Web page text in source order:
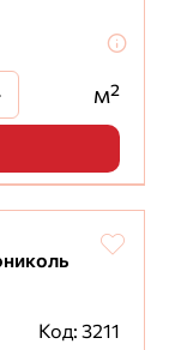
м²
Код: 3211